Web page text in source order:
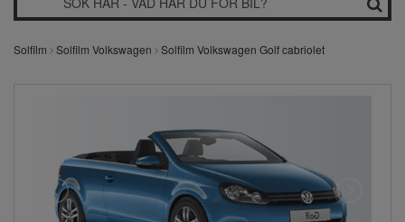
Solfilm Solfilm Volkswagen Solfilm Volkswagen Golf cabriolet